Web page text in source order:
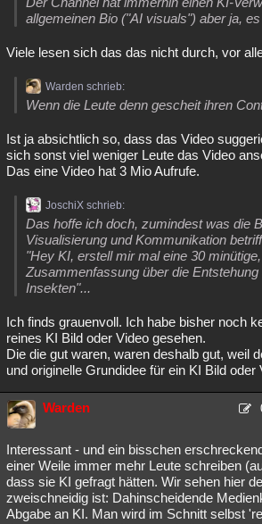
allgemeinen Bio ("AI visuals") aber ja,
Viele lesen sich das das nicht durch, vor
Warden schrieb:
Wenn die Leute denn gescheit ihren
Ist ja absichtlich so, dass das Video
sich sonst viel weniger Leute das Video
Das eine Video hat 3 Mio Aufrufe.
JoschiX schrieb:
Das hoffe ich doch, zumindest was die
Visualisierung und Kommunikation
"Hey KI, erstell mir mal eine 30
Zusammenfassung über die
Insekten"...
Ich finds grauenvoll. Ich habe bisher noch
reines KI Bild oder Video gesehen.
Die die gut waren, waren deshalb gut, weil
und originelle Grundidee für ein KI Bild oder
Warden
Interessant - und ein bisschen
einer Weile immer mehr Leute schreiben
dass sie KI gefragt hätten. Wir sehen hier
zweischneidig ist: Dahinscheidende
Abgabe an KI. Man wird im Schnitt selbst